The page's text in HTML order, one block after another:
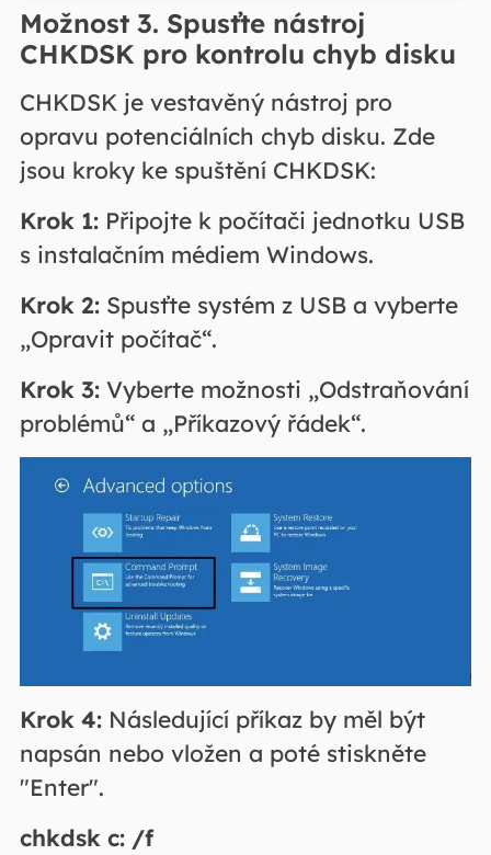
Možnost 3. Spusťte nástroj
CHKDSK pro kontrolu chyb disku
CHKDSK je vestavěný nástroj pro
opravu potenciálních chyb disku. Zde
jsou kroky ke spuštění CHKDSK:
Krok 1:Připojte k počítači jednotku USB
s instalačním médiem Windows.
Krok 2:Spusťte systém z USB a vyberte
„Opravit počítač“.
Krok 3:Vyberte možnosti „Odstraňování
problémů“ a „Příkazový řádek“.
Krok 4:Následující příkaz by měl být
napsán nebo vložen a poté stiskněte
"Enter".
chkdsk c: /f